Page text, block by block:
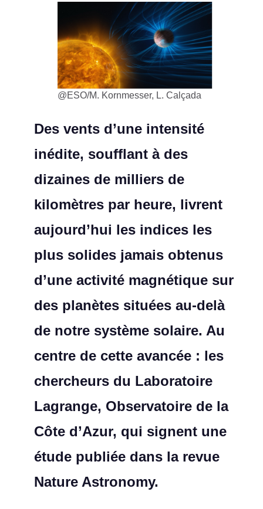
@ESO/M. Kornmesser, L. Calçada
Des vents d’une intensité
inédite, soufflant à des
dizaines de milliers de
kilomètres par heure, livrent
aujourd’hui les indices les
plus solides jamais obtenus
d’une activité magnétique sur
des planètes situées au-delà
de notre système solaire. Au
centre de cette avancée : les
chercheurs du Laboratoire
Lagrange, Observatoire de la
Côte d’Azur, qui signent une
étude publiée dans la revue
Nature Astronomy.